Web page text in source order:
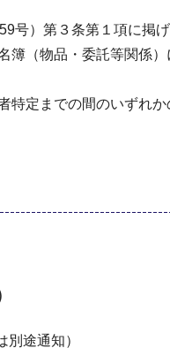
号）第３条第１項に掲
簿（物品・委託等関係
特定までの間のいずれ
途通知）